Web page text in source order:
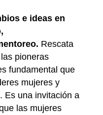
e ideas en
Rescata
pioneras
fundamental que
mujeres y
Es una invitación a
las mujeres